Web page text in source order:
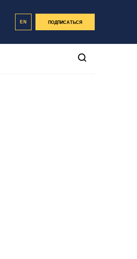
EN ПОДПИСАТЬСЯ